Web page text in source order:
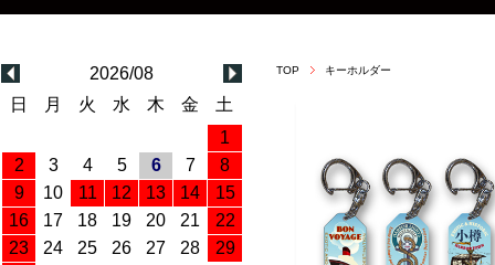
TOP キーホルダー
2026/08
日
月 火 水 木 金
土
1
2
3 4 5 6 7
8
9
10 11 12 13 14
15
16
17 18 19 20 21
22
23
24 25 26 27 28
29